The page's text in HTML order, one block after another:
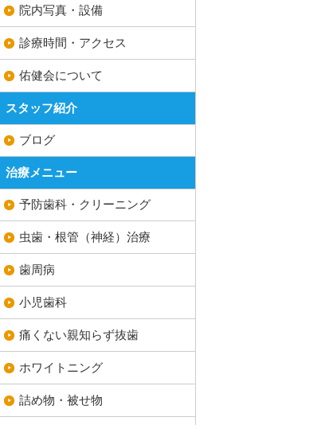
院内写真・設備
診療時間・アクセス
佑健会について
スタッフ紹介
ブログ
治療メニュー
予防歯科・クリーニング
虫歯・根管（神経）治療
歯周病
小児歯科
痛くない親知らず抜歯
ホワイトニング
詰め物・被せ物